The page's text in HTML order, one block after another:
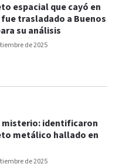
de 2025
espacial que cayó en
fue trasladado a Buenos
su análisis
de 2025
misterio: identificaron
metálico hallado en